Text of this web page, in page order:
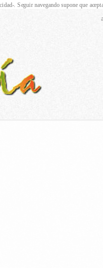
. Seguir navegando supone que